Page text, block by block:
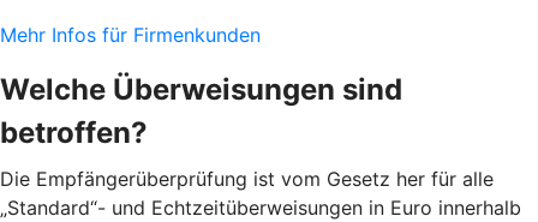
Mehr Infos für Firmenkunden
Welche Überweisungen sind
betroffen?
Die Empfängerüberprüfung ist vom Gesetz her für alle
„Standard“- und Echtzeitüberweisungen in Euro innerhalb